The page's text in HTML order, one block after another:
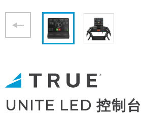
UNITE LED 控制台